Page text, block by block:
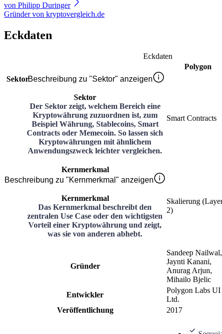
von Philipp Duringer
Gründer von kryptovergleich.de
Eckdaten
Eckdaten
Polygon
SektorBeschreibung zu "Sektor" anzeigen
Sektor
Der Sektor zeigt, welchem Bereich eine
Kryptowährung zuzuordnen ist, zum
Beispiel Währung, Stablecoins, Smart
Contracts oder Memecoin. So lassen sich
Kryptowährungen mit ähnlichem
Anwendungszweck leichter vergleichen.
Smart Contracts
Kernmerkmal
Beschreibung zu "Kernmerkmal" anzeigen
Kernmerkmal
Das Kernmerkmal beschreibt den
zentralen Use Case oder den wichtigsten
Vorteil einer Kryptowährung und zeigt,
was sie von anderen abhebt.
Skalierung
2)
Gründer
Sandeep Nailwal,
Jaynti Kanani,
Anurag Arjun,
Mihailo Bjelic
Entwickler
Polygon Labs UI
Ltd.
Veröffentlichung
2017